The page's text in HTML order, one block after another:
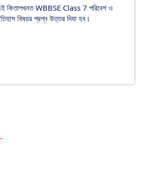
কিতাপখনত WBBSE Class 7 পরিবেশ ও
বিষয়র প্রশ্ন উত্তর দিযা হব।